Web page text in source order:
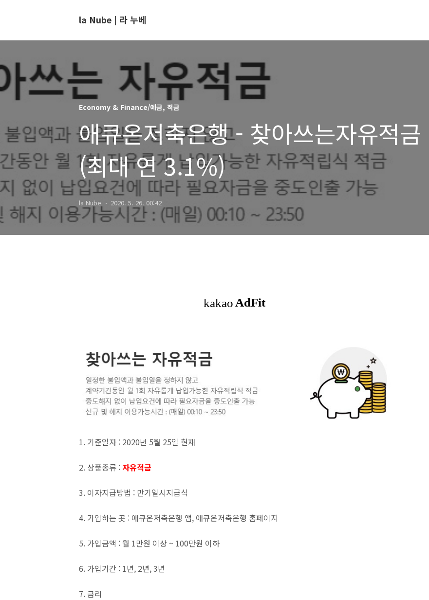
la Nube | 라 누베
Economy & Finance/예금, 적금
애큐온저축은행 - 찾아쓰는자유적금
(최대 연 3.1%)
la Nube 2020. 5. 26. 00:42
1. 기준일자 : 2020년 5월 25일 현재
2. 상품종류 : 자유적금
3. 이자지급방법 : 만기일시지급식
4. 가입하는 곳 : 애큐온저축은행 앱, 애큐온저축은행 홈페이지
5. 가입금액 : 월 1만원 이상 ~ 100만원 이하
6. 가입기간 : 1년, 2년, 3년
7. 금리